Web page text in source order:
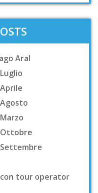
Aral
Ottobre
tour operator